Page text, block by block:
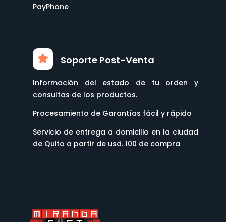
PayPhone
Soporte Post-Venta
Información del estado de tu orden y
consultas de los productos.
Procesamiento de Garantías fácil y rápido
Servicio de entrega a domicilio en la ciudad
de Quito a partir de usd. 100 de compra